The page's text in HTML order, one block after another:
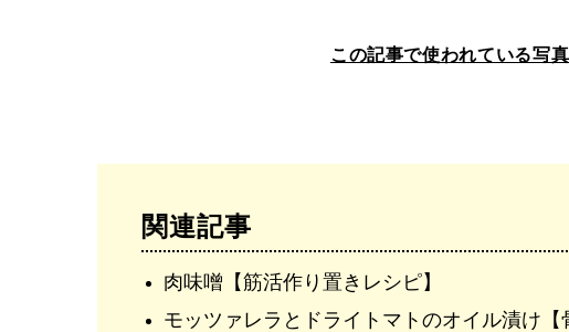
この記事で使われている写
関連記事
肉味噌【筋活作り置きレシピ】
モッツァレラとドライトマトのオイル漬け【